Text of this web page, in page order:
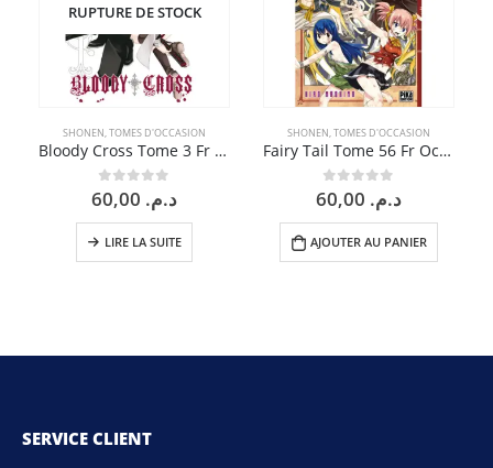
RUPTURE DE STOCK
SHONEN,TOMES D'OCCASION
Bloody Cross Tome 3 Fr Occasion
0sur 5د.م.
LIRE LA SUITE
SHONEN,TOMES D'OCCASION
Fairy Tail Tome 56 Fr Occasion
0sur 5د.م.
AJOUTER AU PANIER
SERVICE CLIENT